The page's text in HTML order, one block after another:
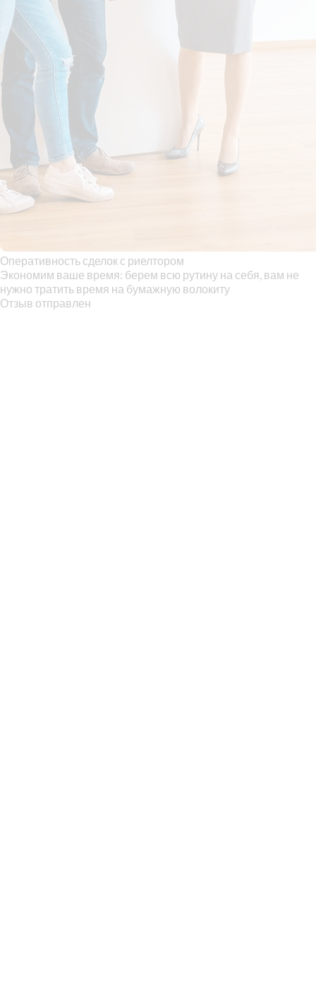
Оперативность сделок с риелтором
Экономим ваше время: берем всю рутину на себя, вам не
нужно тратить время на бумажную волокиту
Отзыв отправлен